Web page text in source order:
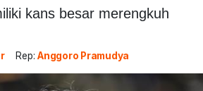
kans besar merengkuh
Rep: Anggoro Pramudya